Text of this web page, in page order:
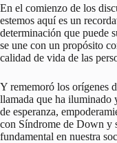
En el comienzo de los
estemos aquí es un
determinación que puede
se une con un propósito
calidad de vida de las
Y rememoró los orígenes
llamada que ha iluminado
de esperanza,
con Síndrome de Down y
fundamental en nuestra